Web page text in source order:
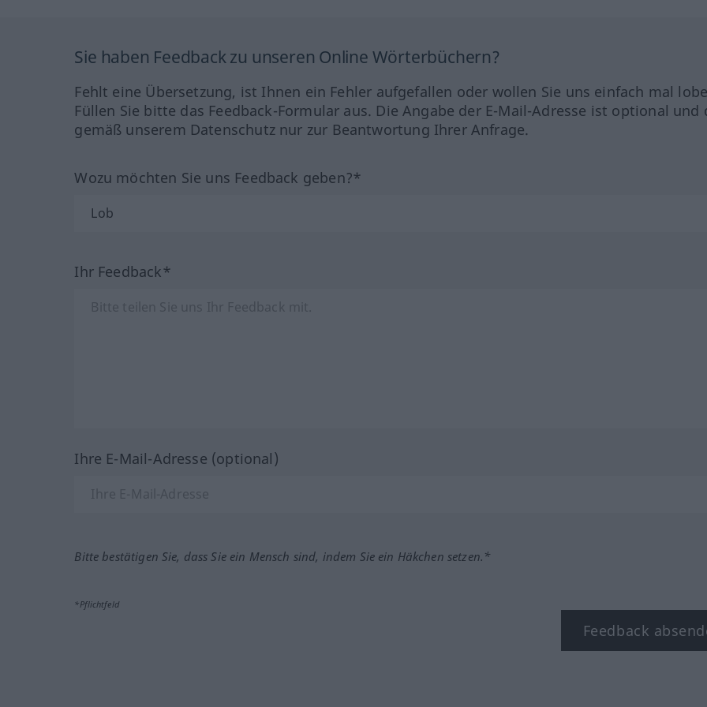
Sie haben Feedback zu unseren Online Wörterbüchern?
Fehlt eine Übersetzung, ist Ihnen ein Fehler aufgefallen oder wollen Sie uns einfach mal
Füllen Sie bitte das Feedback-Formular aus. Die Angabe der E-Mail-Adresse ist optional und
gemäß unserem Datenschutz nur zur Beantwortung Ihrer Anfrage.
Wozu möchten Sie uns Feedback geben?*
Ihr Feedback*
Ihre E-Mail-Adresse (optional)
Bitte bestätigen Sie, dass Sie ein Mensch sind, indem Sie ein Häkchen setzen.*
*Pflichtfeld
Feedback